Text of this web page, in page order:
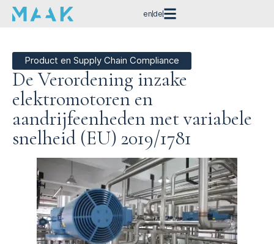
en de
Product en Supply Chain Compliance
De Verordening inzake
elektromotoren en
aandrijfeenheden met variabele
snelheid (EU) 2019/1781